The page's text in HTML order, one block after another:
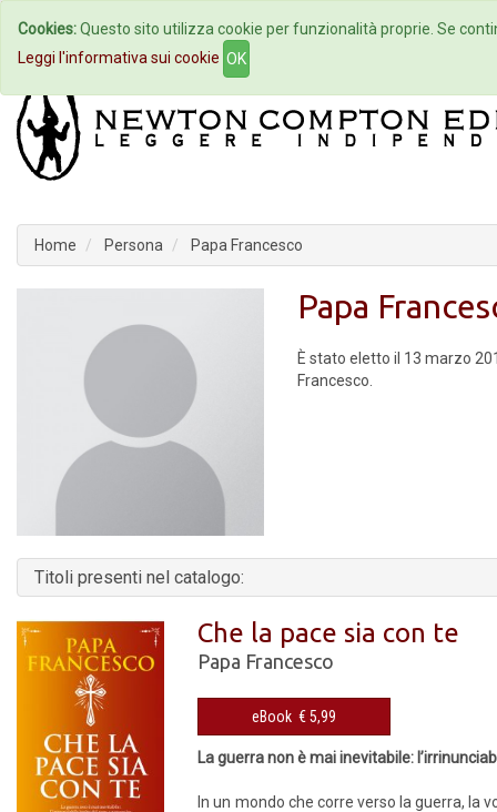
Home Autori Eventi
Home Persona Papa Francesco
Papa
È stato eletto il 13 marzo
Francesco.
Titoli presenti nel catalogo:
Che la pace sia con te
Papa Francesco
eBook € 5,99
La guerra non è mai inevitabile:
In un mondo che corre verso la guerra, la
Cookies:Questo sito utilizza cookie per funzionalità proprie. Se
Leggi l'informativa sui cookie OK